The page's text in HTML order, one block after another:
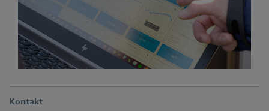
Kontakt